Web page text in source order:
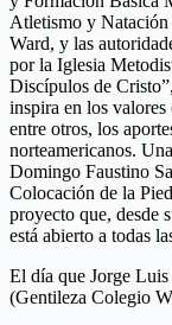
Atletismo y Natación
Ward, y las
por la Iglesia
Discípulos de
inspira en los valores
entre otros, los
norteamericanos.
Domingo Faustino
Colocación de la
proyecto que, desde
está abierto a todas
El día que Jorge
(Gentileza Colegio